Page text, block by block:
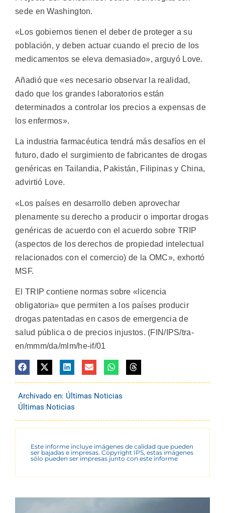
sede en Washington.
«Los gobiernos tienen el deber de proteger a su
población, y deben actuar cuando el precio de los
medicamentos se eleva demasiado», arguyó Love.
Añadió que «es necesario observar la realidad,
dado que los grandes laboratorios están
determinados a controlar los precios a expensas de
los enfermos».
La industria farmacéutica tendrá más desafíos en el
futuro, dado el surgimiento de fabricantes de drogas
genéricas en Tailandia, Pakistán, Filipinas y China,
advirtió Love.
«Los países en desarrollo deben aprovechar
plenamente su derecho a producir o importar drogas
genéricas de acuerdo con el acuerdo sobre TRIP
(aspectos de los derechos de propiedad intelectual
relacionados con el comercio) de la OMC», exhortó
MSF.
El TRIP contiene normas sobre «licencia
obligatoria» que permiten a los países producir
drogas patentadas en casos de emergencia de
salud pública o de precios injustos. (FIN/IPS/tra-
en/mmm/da/mlm/he-if/01
Archivado en: Últimas Noticias
Últimas Noticias
Este informe incluye imágenes de calidad que pueden
ser bajadas e impresas. Copyright IPS, estas imágenes
sólo pueden ser impresas junto con este informe